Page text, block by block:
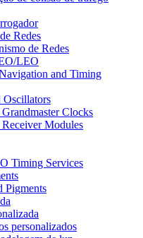
Redes
de Redes
LEO
and Timing
Clocks
Modules
Timing Services
Pigments
personalizados